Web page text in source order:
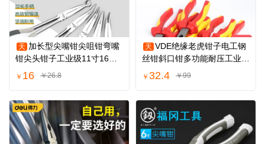
天 加长型尖嘴钳尖咀钳弯嘴
钳尖头钳子工业级11寸16超
长尖口手工O型
￥ 16 ￥26.8
天 VDE绝缘老虎钳子电工钢
丝钳斜口钳多功能耐压工业级
尖嘴钳子工具
￥ 32.4 ￥99